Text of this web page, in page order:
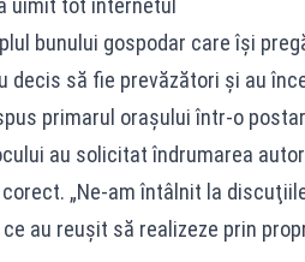
bunului gospodar care îşi
decis să fie prevăzători şi au
primarul oraşului într-o
au solicitat îndrumarea
„Ne-am întâlnit la
au reuşit să realizeze prin